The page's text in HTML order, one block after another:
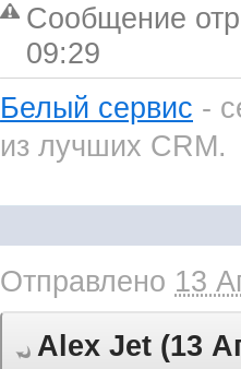
Сообщение
09:29
Белый сервис -
из лучших CRM.
Отправлено 13
Аlex Jet (13